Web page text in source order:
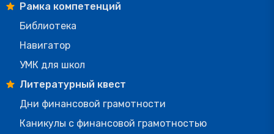
Рамка компетенций
Библиотека
Навигатор
УМК для школ
Литературный квест
Дни финансовой грамотности
Каникулы с финансовой грамотностью